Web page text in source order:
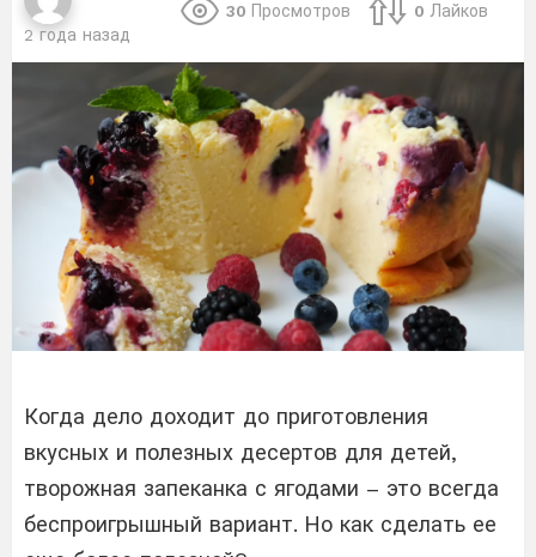
2 года назад
30 Просмотров 0 Лайков
Когда дело доходит до приготовления
вкусных и полезных десертов для детей,
творожная запеканка с ягодами – это всегда
беспроигрышный вариант. Но как сделать ее